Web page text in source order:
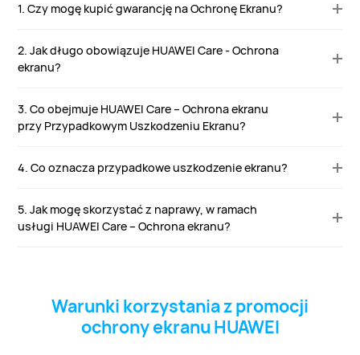
1. Czy mogę kupić gwarancję na Ochronę Ekranu?
2. Jak długo obowiązuje HUAWEI Care - Ochrona
ekranu?
3. Co obejmuje HUAWEI Care – Ochrona ekranu
przy Przypadkowym Uszkodzeniu Ekranu?
4. Co oznacza przypadkowe uszkodzenie ekranu?
5. Jak mogę skorzystać z naprawy, w ramach
usługi HUAWEI Care – Ochrona ekranu?
Warunki korzystania z promocji
ochrony ekranu HUAWEI